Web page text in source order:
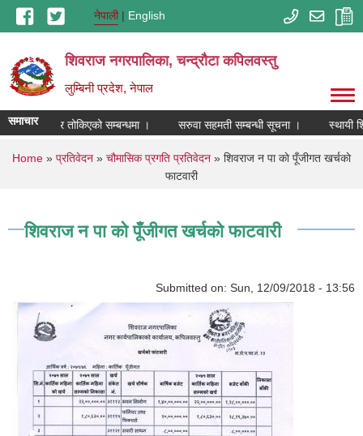
Skip to main contentनेपाली English
शिवराज नगरपालिका, चन्द्राैटा कपिलवस्तु
लुम्बिनी प्रदेश, नेपाल
समाचार
कार्यक्षेत्र तोकिएको सम्बन्धमा । सरुवा सहमती सम्बन्धी सूचना । स्थायी
You are here
Home » प्रतिवेदन » चौमासिक प्रगति प्रतिवेदन » शिवराज न‍ पा काे पूँजीगत खर्चकाे
फाटवारी
शिवराज न‍ पा काे पूँजीगत खर्चकाे फाटवारी
Submitted on: Sun, 12/09/2018 - 13:56